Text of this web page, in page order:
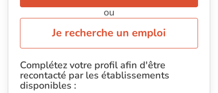
ou
Je recherche un emploi
Complétez votre profil afin d'être
recontacté par les établissements
disponibles :